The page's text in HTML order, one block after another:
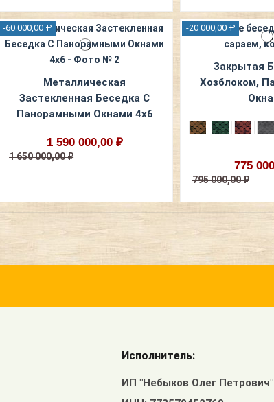
-60 000,00 ₽
Металлическая
Застекленная Беседка С
Панорамными Окнами 4х6
1 590 000,00 ₽
1 650 000,00 ₽
-20 000,00 ₽
Закрытая
Хозблоком,
775
795 000,00 ₽
Исполнитель:
ИП "Небыков Олег Петрович"